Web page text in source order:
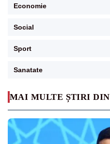
MAI MULTE ȘTIRI DIN
Economie
Social
Sport
Sanatate